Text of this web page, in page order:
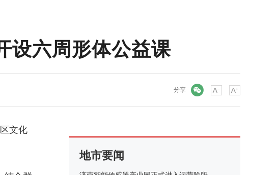
设六周形体公益课
分享
文化
地市要闻